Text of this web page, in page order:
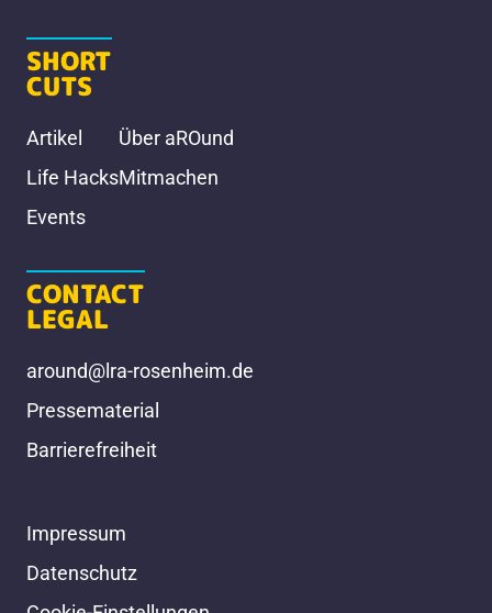
SHORT
CUTS
Artikel
Life Hacks
Events
Über aROund
Mitmachen
CONTACT
LEGAL
around@lra-rosenheim.de
Pressematerial
Barrierefreiheit
Impressum
Datenschutz